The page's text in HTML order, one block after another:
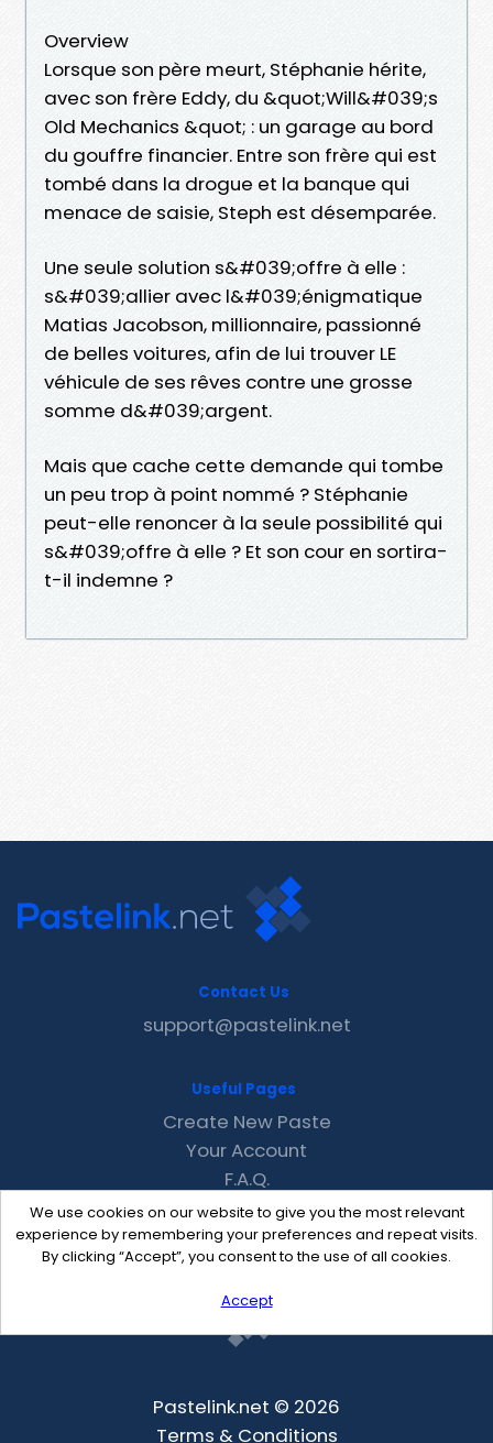
Overview
Lorsque son père meurt, Stéphanie hérite,
avec son frère Eddy, du &quot;Will&#039;s
Old Mechanics &quot; : un garage au bord
du gouffre financier. Entre son frère qui est
tombé dans la drogue et la banque qui
menace de saisie, Steph est désemparée.
Une seule solution s&#039;offre à elle :
s&#039;allier avec l&#039;énigmatique
Matias Jacobson, millionnaire, passionné
de belles voitures, afin de lui trouver LE
véhicule de ses rêves contre une grosse
somme d&#039;argent.
Mais que cache cette demande qui tombe
un peu trop à point nommé ? Stéphanie
peut-elle renoncer à la seule possibilité qui
s&#039;offre à elle ? Et son cour en sortira-
t-il indemne ?
We use cookies on our website to give you the most relevant
experience by remembering your preferences and repeat visits.
By clicking “Accept”, you consent to the use of all cookies.
Accept
Contact Us
support@pastelink.net
Useful Pages
Create New Paste
Your Account
F.A.Q.
Recent
Contact
Pastelink.net © 2026
Terms & Conditions